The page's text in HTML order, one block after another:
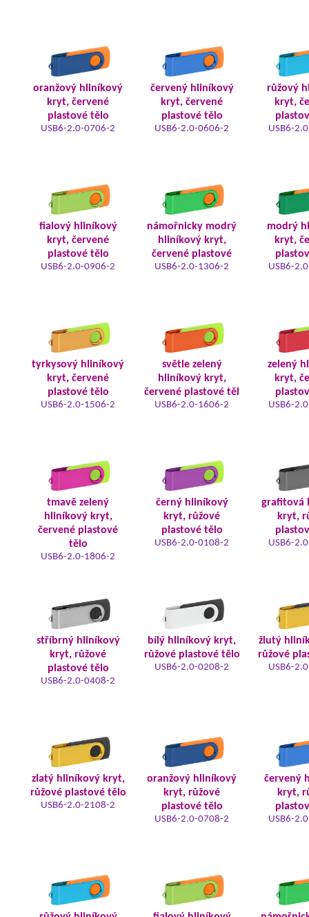
oranžový hliníkový
kryt, červené
plastové tělo
USB6-2.0-0706-2
červený hliníkový
kryt, červené
plastové tělo
USB6-2.0-0606-2
růžový
kryt,
USB6-
fialový hliníkový
kryt, červené
plastové tělo
USB6-2.0-0906-2
námořnicky modrý
hliníkový kryt,
červené plastové
USB6-2.0-1306-2
modrý
kryt,
USB6-
tyrkysový hliníkový
kryt, červené
plastové tělo
USB6-2.0-1506-2
světle zelený
hliníkový kryt,
červené plastové těl
USB6-2.0-1606-2
zelený
kryt,
USB6-
tmavě zelený
hliníkový kryt,
červené plastové
tělo
USB6-2.0-1806-2
černý hliníkový
kryt, růžové
plastové tělo
USB6-2.0-0108-2
grafitová
kryt,
USB6-
stříbrný hliníkový
kryt, růžové
plastové tělo
USB6-2.0-0408-2
bílý hliníkový kryt,
růžové plastové tělo
USB6-2.0-0208-2
žlutý
růžové
USB6-
zlatý hliníkový kryt,
růžové plastové tělo
USB6-2.0-2108-2
oranžový hliníkový
kryt, růžové
plastové tělo
USB6-2.0-0708-2
červený
kryt,
USB6-